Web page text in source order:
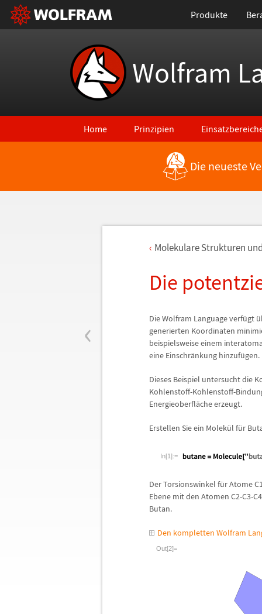
Produkte
Wolfram
Home Prinzipien
Die neueste
‹
Molekulare Strukturen
Die
Die Wolfram Language verfügt ü
generierten Koordinaten
beispielsweise einem
eine Einschränkung hinzufügen.
Dieses Beispiel untersucht die
Kohlenstoff-Kohlenstoff-
Energieoberfläche erzeugt.
Erstellen Sie ein Molekül für
In[1]:=
Der Torsionswinkel für Atome
Ebene mit den Atomen C2-C3-
Butan.
Den kompletten Wolfram
Out[2]=